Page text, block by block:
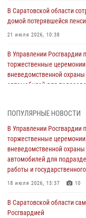
В Саратовской области
домой потерявшейся
21 июля 2026, 10:38
В Управлении Росгвардии
торжественные
вневедомственной
автомобилей для
В Саратовской области
Росгвардией
16 июля 2026, 06:50 7
В Саратове сотрудники
женщине, попавшей в ДТП
В Саратове продолжается
ПОПУЛЯРНЫЕ НОВОСТИ
В Управлении Росгвардии
торжественные
вневедомственной
автомобилей для
работы и
18 июля 2026, 13:37 10
В Саратовской области
Росгвардией